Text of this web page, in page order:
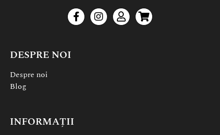
DESPRE NOI
Despre noi
Blog
INFORMAȚII